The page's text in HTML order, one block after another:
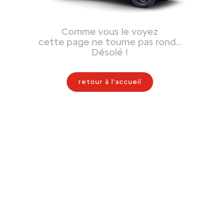
Comme vous le voyez
cette page ne tourne pas rond…
Désolé !
retour à l'accueil